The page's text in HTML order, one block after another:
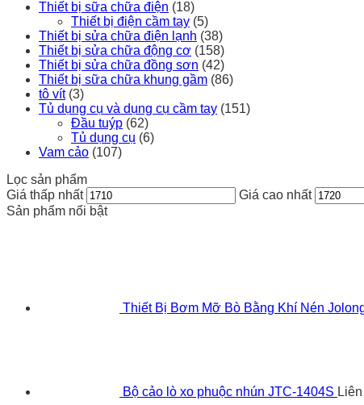
Thiết bị sữa chữa điện (18)
Thiết bị điện cầm tay (5)
Thiết bị sửa chữa điện lạnh (38)
Thiết bị sửa chữa động cơ (158)
Thiết bị sửa chữa đồng sơn (42)
Thiết bị sữa chữa khung gầm (86)
tô vít (3)
Tủ dụng cụ và dụng cụ cầm tay (151)
Đầu tuýp (62)
Tủ dụng cụ (6)
Vam cảo (107)
Lọc sản phẩm
Giá thấp nhất
Giá cao nhất
Sản phẩm nổi bật
Thiết Bị Bơm Mỡ Bò Bằng Khí Nén
Bộ cảo lò xo phuộc nhún JTC-1404S